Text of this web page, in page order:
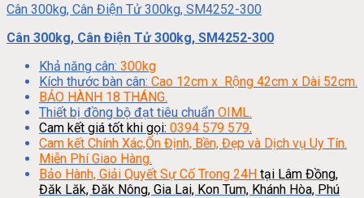
Cân 300kg, Cân Điện Tử 300kg, SM4252-300
Cân 300kg, Cân Điện Tử 300kg, SM4252-300
Khả năng cân: 300kg
Kích thước bàn cân: Cao 12cm x Rộng 42cm x Dài 52cm.
BẢO HÀNH 18 THÁNG.
Thiết bị đồng bộ đạt tiêu chuẩn OIML.
Cam kết giá tốt khi gọi: 0394 579 579.
Cam kết Chính Xác,Ổn Định, Bền, Đẹp và Dịch vụ Uy Tín.
Miễn Phí Giao Hàng.
Bảo Hành, Giải Quyết Sự Cố Trong 24H tại Lâm Đồng,
Đăk Lăk, Đăk Nông, Gia Lai, Kon Tum, Khánh Hòa, Phú